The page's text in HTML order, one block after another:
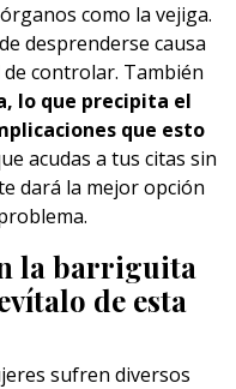
como la vejiga.
desprenderse causa
controlar. También
lo que precipita el
que esto
acudas a tus citas sin
dará la mejor opción
la barriguita
de esta
sufren diversos